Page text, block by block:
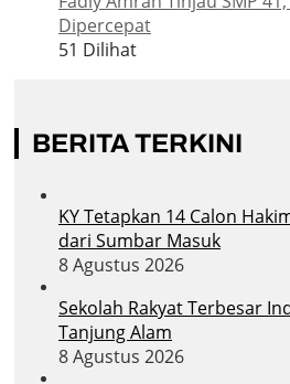
Dipercepat
51 Dilihat
BERITA TERKINI
KY Tetapkan 14 Calon
dari Sumbar Masuk
8 Agustus 2026
Sekolah Rakyat Terbesar
Tanjung Alam
8 Agustus 2026